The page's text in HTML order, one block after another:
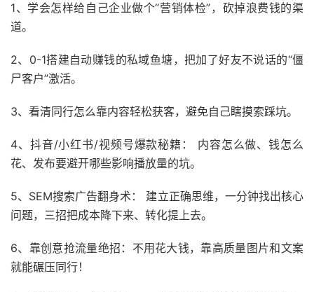
1、学会怎样给自己企业做个“营销体检”，砍掉浪费钱的渠
道。
2、0-1搭建自动赚钱的私域鱼塘，把加了好友不说话的“僵
尸客户”激活。
3、看清同行怎么靠内容轻松获客，避免自己瞎摸索踩坑。
4、抖音/小红书/视频号爆款秘籍： 内容怎么做、钱怎么
花、发布要避开哪些影响播放量的坑。
5、SEM搜索广告翻身术： 建立正确思维，一分钟找出核心
问题，三招把成本降下来、转化提上去。
6、靠创意抢流量绝招：不用花大钱，靠高质量图片和文案
就能碾压同行！